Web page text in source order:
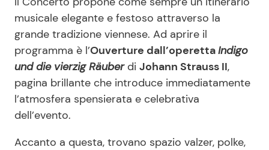
musicale elegante e festoso attraverso la
grande tradizione viennese. Ad aprire il
programma è l’Ouverture dall’operettaIndigo
und die vierzig Räuberdi Johann Strauss II,
pagina brillante che introduce immediatamente
l’atmosfera spensierata e celebrativa
dell’evento.
Accanto a questa, trovano spazio valzer, polke,